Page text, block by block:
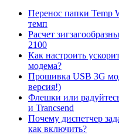
Перенос папки Temp
темп
Расчет
2100
Как настроить
модема?
Прошивка USB 3G
версия!)
Флешки или
и Trancsend
Почему диспетчер
как включить?